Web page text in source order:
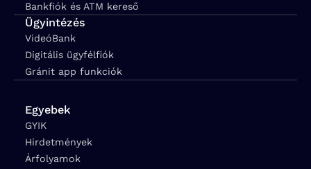
Bankfiók és ATM kereső
Ügyintézés
VideóBank
Digitális ügyfélfiók
Gránit app funkciók
Egyebek
GYIK
Hirdetmények
Árfolyamok